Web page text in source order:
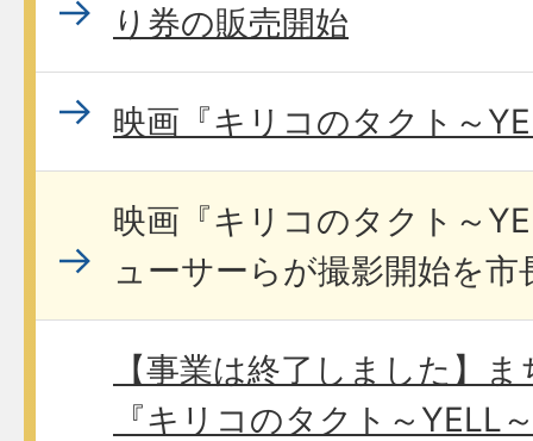
り券の販売開始
映画『キリコのタクト～
映画『キリコのタクト～
ューサーらが撮影開始を市
【事業は終了しました】
『キリコのタクト～YELL